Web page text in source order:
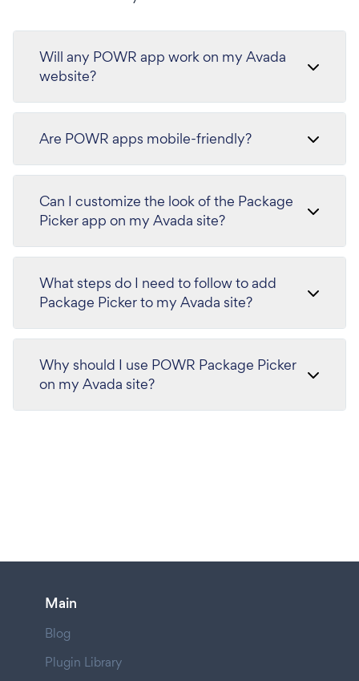
Will any POWR app work on my Avada
website?
Are POWR apps mobile-friendly?
Can I customize the look of the Package
Picker app on my Avada site?
What steps do I need to follow to add
Package Picker to my Avada site?
Why should I use POWR Package Picker
on my Avada site?
Main
Blog
Plugin Library